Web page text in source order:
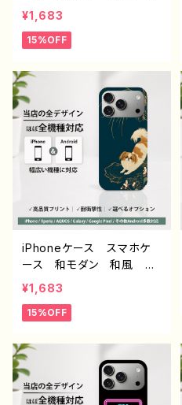
柄 おしゃれ メンズ 高
校生 男子 安い iPhon
e17/16/15/14/13/12 おす
アンドロイド ケース Gal
axy AQUOS Xperia
Google Pixel タイトル：
和柄ドラゴン デザイン932
J1-9
¥1,683
15%OFF
iPhoneケース スマホケ
ース 和モダン 和風 和
柄 動物 犬 シンプル
おしゃれ メンズ 大人女
子 かわいい 安い iPho
すすめ 個性的 Android
アンドロイド ケース G
alaxy AQUOS Xperia
Google Pixel タイト
¥1,683
15%OFF